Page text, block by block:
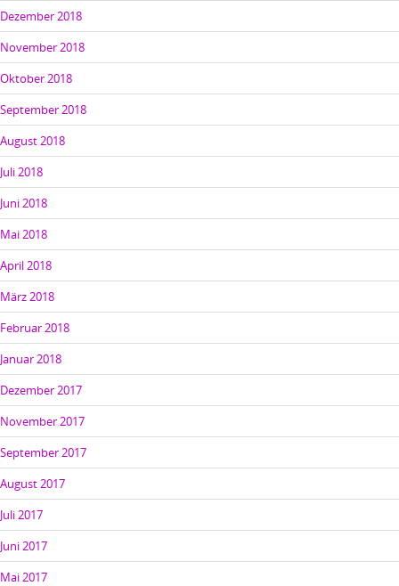
Dezember 2018
November 2018
Oktober 2018
September 2018
August 2018
Juli 2018
Juni 2018
Mai 2018
April 2018
März 2018
Februar 2018
Januar 2018
Dezember 2017
November 2017
September 2017
August 2017
Juli 2017
Juni 2017
Mai 2017